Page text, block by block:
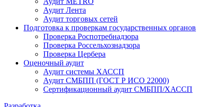
Аудит Лента
Аудит торговых сетей
Подготовка к проверкам государственных органов
Проверка Роспотребнадзора
Проверка Россельхознадзора
Проверка Цербера
Оценочный аудит
Аудит системы ХАССП
Аудит СМБПП (ГОСТ Р ИСО 22000)
Сертификационный аудит СМБПП/ХАССП